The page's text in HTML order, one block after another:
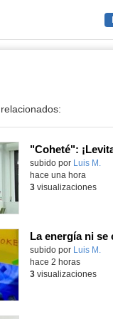
Contenido educativo.
subido por Luis M.
hace una hora
3visualizaciones
Contenido educativo.
subido por Luis M.
hace 2 horas
3visualizaciones